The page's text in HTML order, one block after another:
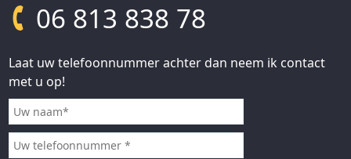
06 813 838 78
Laat uw telefoonnummer achter dan neem ik contact
met u op!